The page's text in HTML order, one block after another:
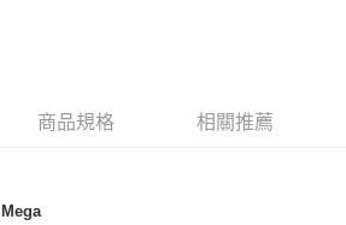
商品規格 相關推薦